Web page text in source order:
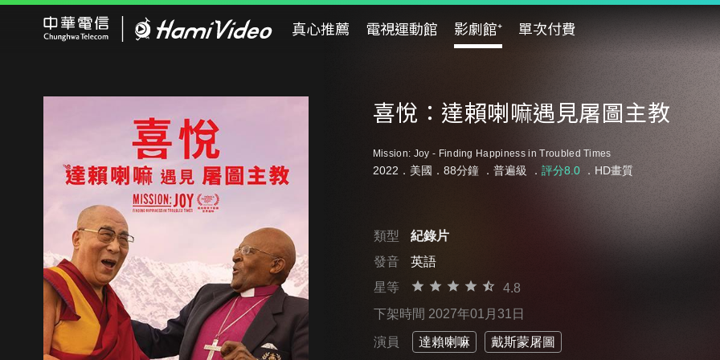
真心推薦 電視運動館 影劇館⁺ 單次付費
喜悅：達賴喇嘛遇見屠圖主教
Mission: Joy - Finding Happiness in Troubled Times
2022．美國．88分鐘 ． 普遍級 ． 評分8.0．HD畫質
類型
紀錄片
發音
英語
星等
4.8
下架時間 2027年01月31日
演員 達賴喇嘛 戴斯蒙屠圖